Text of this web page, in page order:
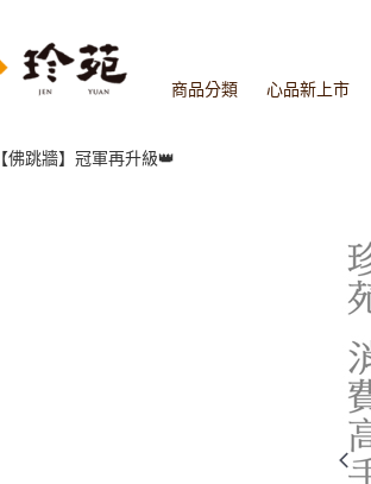
商品分類 心品新上市
【佛跳牆】冠軍再升級👑